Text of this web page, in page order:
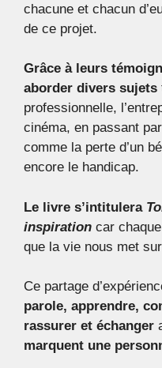
chacune et chacun
de ce projet.
Grâce à leurs
aborder divers sujets
professionnelle,
cinéma, en passant
comme la perte d’un
encore le handicap.
Le livre s’intitulera
inspiration car
que la vie nous met
Ce partage
parole, apprendre,
rassurer et échanger
marquent une